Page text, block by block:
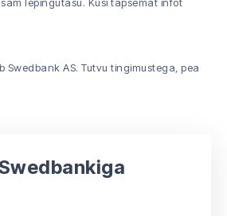
lepingutasu. Küsi täpsemat infot
Swedbank AS. Tutvu tingimustega, pea